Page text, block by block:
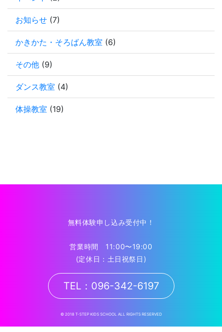
お知らせ (7)
かきかた・そろばん教室 (6)
その他 (9)
ダンス教室 (4)
体操教室 (19)
無料体験申し込み受付中！
営業時間 11:00〜19:00
(定休日：土日祝祭日)
TEL：096-342-6197
© 2018 T-STEP KIDS SCHOOL ALL RIGHTS RESERVED